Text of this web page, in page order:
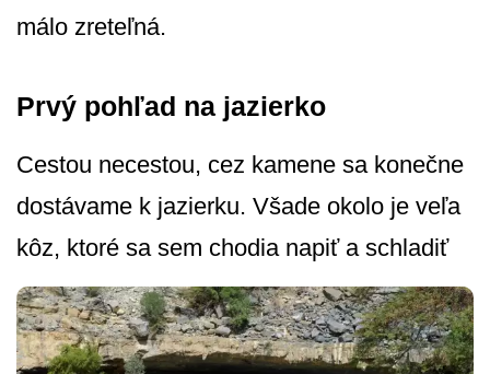
málo zreteľná.
Prvý pohľad na jazierko
Cestou necestou, cez kamene sa konečne
dostávame k jazierku. Všade okolo je veľa
kôz, ktoré sa sem chodia napiť a schladiť